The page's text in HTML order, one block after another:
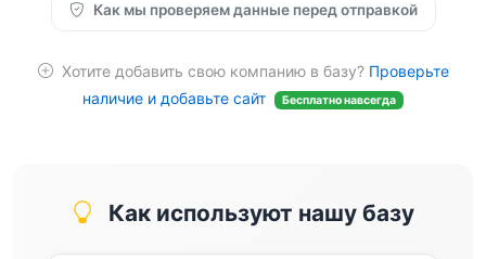
Как мы проверяем данные перед отправкой
Хотите добавить свою компанию в базу? Проверьте
наличие и добавьте сайт
Бесплатно навсегда
Как используют нашу базу